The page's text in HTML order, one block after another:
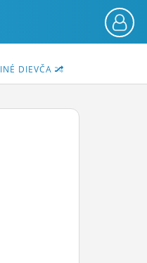
INÉ DIEVČA